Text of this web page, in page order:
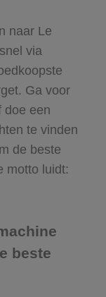
naar Le
via
Ga voor
doe een
te vinden
de beste
motto luidt:
beste